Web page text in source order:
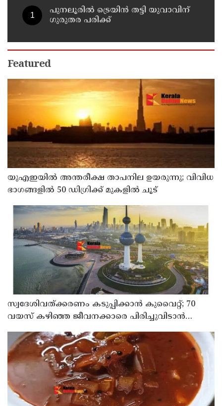
പുനലൂരിൽ ട്രെയിൻ തട്ടി യുവാവിന്
ഗുരുതര പരിക്ക്
Featured
യുഎഇയില്‍ അന്തരീക്ഷ താപനില ഉയരുന്നു; വിവിധ
ഭാഗങ്ങളില്‍ 50 ഡിഗ്രിക്ക് മുകളില്‍ ചൂട്
സ്വദേശിവത്ക്കരണം കടുപ്പിക്കാന്‍ കുവൈറ്റ്; 70
വയസ് കഴിഞ്ഞ ജീവനക്കാരെ പിരിച്ചുവിടാന്‍